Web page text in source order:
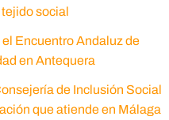
social
Encuentro Andaluz de
en Antequera
de Inclusión Social
que atiende en Málaga